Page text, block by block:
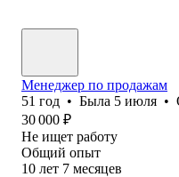
Менеджер по продажам
51 год • Была 5 июля •
30 000 ₽
Не ищет работу
Общий опыт
10 лет 7 месяцев